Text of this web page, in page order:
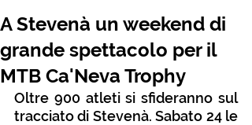
A Stevenà un weekend di
grande spettacolo per il
MTB Ca'Neva Trophy
Oltre 900 atleti si sfideranno sul
tracciato di Stevenà. Sabato 24 le